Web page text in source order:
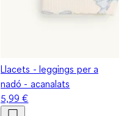
Llacets - leggings per a
nadó - acanalats
5,99 €